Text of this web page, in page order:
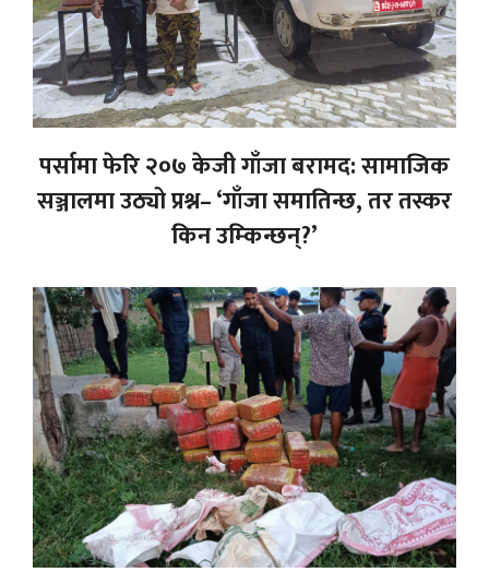
पर्सामा फेरि २०७ केजी गाँजा बरामद: सामाजिक
सञ्जालमा उठ्यो प्रश्न– ‘गाँजा समातिन्छ, तर तस्कर
किन उम्किन्छन्?’